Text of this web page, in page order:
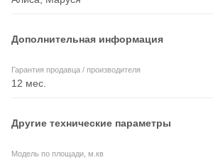
Дополнительная информация
Гарантия продавца / производителя
12 мес.
Другие технические параметры
Модель по площади, м.кв